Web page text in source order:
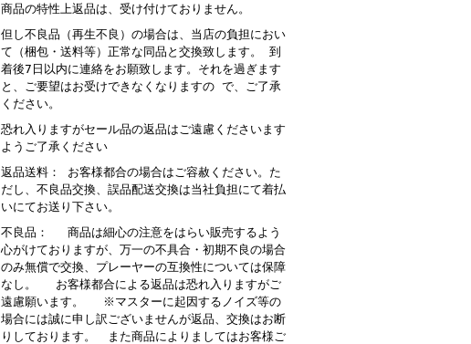
商品の特性上返品は、受け付けておりません。
但し不良品（再生不良）の場合は、当店の負担におい
て（梱包・送料等）正常な同品と交換致します。 到
着後7日以内に連絡をお願致します。それを過ぎます
と、ご要望はお受けできなくなりますの で、ご了承
ください。
恐れ入りますがセール品の返品はご遠慮くださいます
ようご了承ください
返品送料： お客様都合の場合はご容赦ください。た
だし、不良品交換、誤品配送交換は当社負担にて着払
いにてお送り下さい。
不良品： 商品は細心の注意をはらい販売するよう
心がけておりますが、万一の不具合・初期不良の場合
のみ無償で交換、プレーヤーの互換性については保障
なし。 お客様都合による返品は恐れ入りますがご
遠慮願います。 ※マスターに起因するノイズ等の
場合には誠に申し訳ございませんが返品、交換はお断
りしております。 また商品によりましてはお客様ご